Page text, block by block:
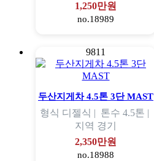
1,250만원
no.18989
9811
두산지게차 4.5톤 3단 MAST
형식 디젤식 | 톤수 4.5톤 |
지역 경기
2,350만원
no.18988